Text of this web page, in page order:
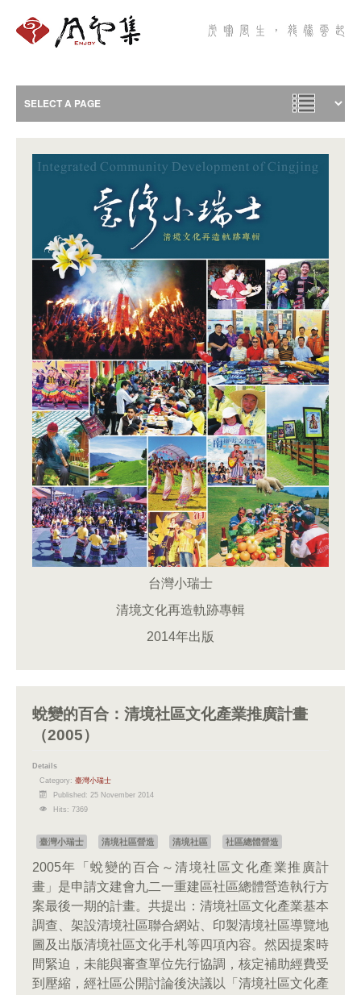
台灣小瑞士
清境文化再造軌跡專輯
2014年出版
蛻變的百合：清境社區文化產業推廣計畫
（2005）
Details
Category: 臺灣小瑞士
Published: 25 November 2014
Hits: 7369
臺灣小瑞士 清境社區營造 清境社區 社區總體營造
2005年「蛻變的百合～清境社區文化產業推廣計
畫」是申請文建會九二一重建區社區總體營造執行方
案最後一期的計畫。共提出：清境社區文化產業基本
調查、架設清境社區聯合網站、印製清境社區導覽地
圖及出版清境社區文化手札等四項內容。然因提案時
間緊迫，未能與審查單位先行協調，核定補助經費受
到壓縮，經社區公開討論後決議以「清境社區文化產